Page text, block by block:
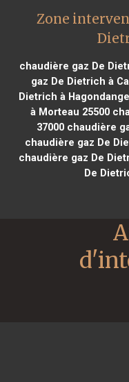
Zone
chaudière gaz De
gaz De Dietrich à
Dietrich à
à Morteau 25500
37000chaudière
chaudière gaz De
chaudière gaz De
De